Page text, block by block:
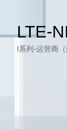
LTE-
I系列-运营商